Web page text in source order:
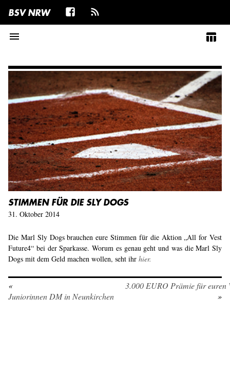
BSV NRW
menu
table_chart
STIMMEN FÜR DIE SLY DOGS
31. Oktober 2014
Die Marl Sly Dogs brauchen eure Stimmen für die Aktion „All for Vest
Future4“ bei der Sparkasse. Worum es genau geht und was die Marl Sly
Dogs mit dem Geld machen wollen, seht ihr hier.
«
Juniorinnen DM in Neunkirchen
3.000 EURO Prämie für euren
»